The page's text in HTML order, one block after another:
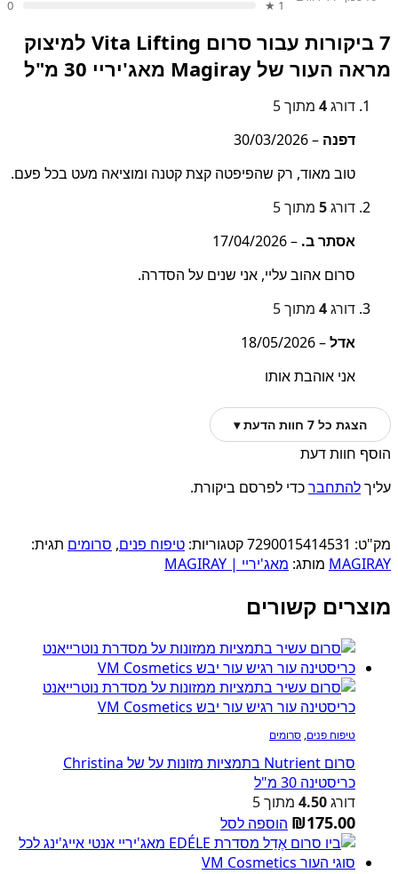
1 ★
0
7 ביקורות עבור
סרום Vita Lifting למיצוק
מראה העור של Magiray מאג'יריי 30 מ"ל
דורג4 מתוך 5
דפנה –
30/03/2026
טוב מאוד, רק שהפיפטה קצת קטנה ומוציאה מעט בכל פעם.
דורג5 מתוך 5
אסתר ב. –
17/04/2026
סרום אהוב עליי, אני שנים על הסדרה.
דורג4 מתוך 5
אדל–
18/05/2026
אני אוהבת אותו
הצגת כל 7 חוות הדעת ▾
הוסף חוות דעת
עליךלהתחברכדי לפרסם ביקורת.
מק"ט: 7290015414531קטגוריות: טיפוח פנים, סרומים תגית:
MAGIRAY מותג: מאג'יריי | MAGIRAY
מוצרים קשורים
טיפוח פנים, סרומים
סרום Nutrient בתמציות מזונות על של Christina
כריסטינה 30 מ"ל
דורג4.50 מתוך 5
₪175.00 הוספה לסל